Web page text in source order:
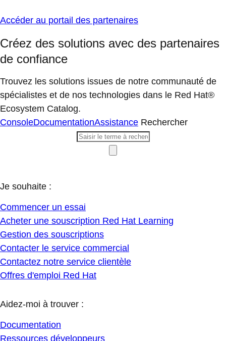
Accéder au portail des partenaires
Créez des solutions avec des partenaires
de confiance
Trouvez les solutions issues de notre communauté de
spécialistes et de nos technologies dans le Red Hat®
Ecosystem Catalog.
ConsoleDocumentationAssistance Rechercher
Je souhaite :
Commencer un essai
Acheter une souscription Red Hat Learning
Gestion des souscriptions
Contacter le service commercial
Contactez notre service clientèle
Offres d'emploi Red Hat
Aidez-moi à trouver :
Documentation
Ressources développeurs